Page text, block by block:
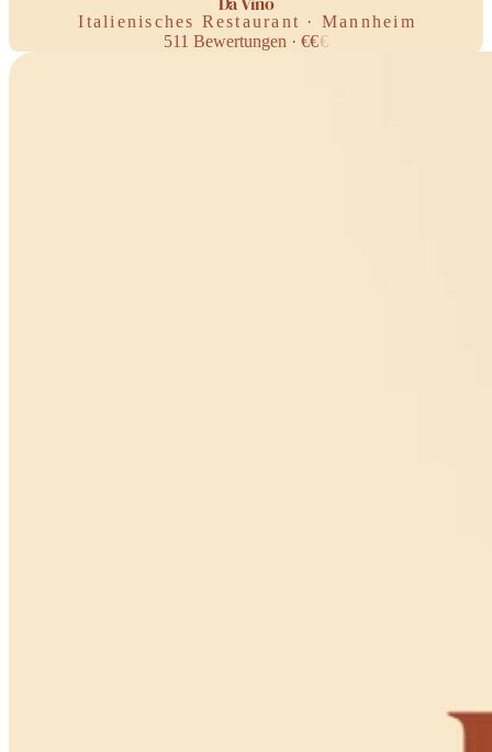
Italienisches Restaurant · Mannheim
511 Bewertungen · €€€